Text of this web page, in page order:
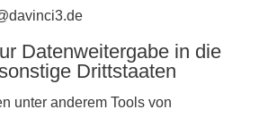
Datenweitergabe in die
Drittstaaten
unter anderem Tools von